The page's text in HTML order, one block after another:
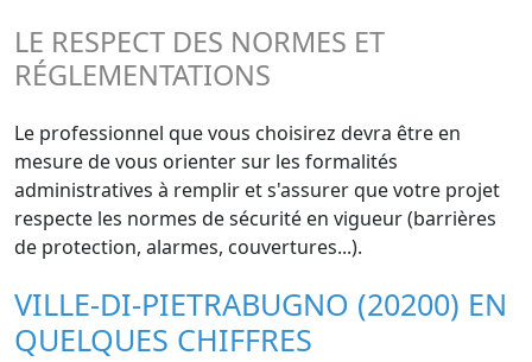
LE RESPECT DES NORMES ET
RÉGLEMENTATIONS
Le professionnel que vous choisirez devra être en
mesure de vous orienter sur les formalités
administratives à remplir et s'assurer que votre projet
respecte les normes de sécurité en vigueur (barrières
de protection, alarmes, couvertures...).
VILLE-DI-PIETRABUGNO (20200) EN
QUELQUES CHIFFRES